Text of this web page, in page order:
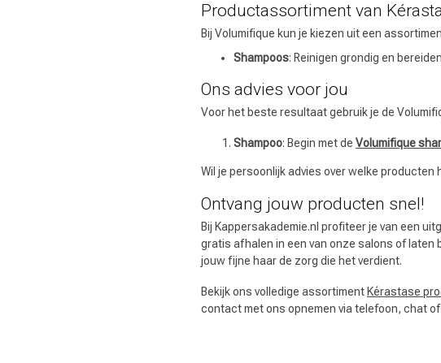
Productassortiment van
Bij Volumifique kun je kiezen uit een
Shampoos: Reinigen grondig en
Ons advies voor jou
Voor het beste resultaat gebruik je de
Shampoo: Begin met de Volumifique
Wil je persoonlijk advies over welke
Ontvang jouw producten snel!
Bij Kappersakademie.nl profiteer je van een
gratis afhalen in een van onze salons of laten
jouw fijne haar de zorg die het verdient.
Bekijk ons volledige assortiment Kérastase
contact met ons opnemen via telefoon, chat